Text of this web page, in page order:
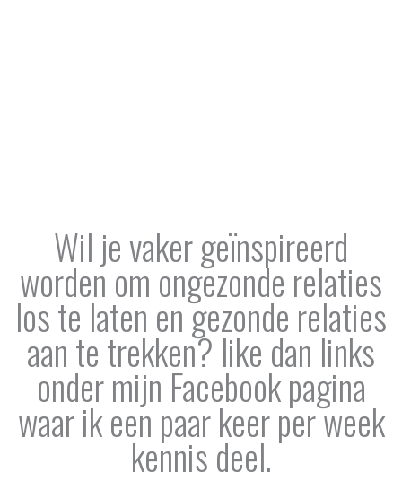
Wil je vaker geïnspireerd
worden om ongezonde relaties
los te laten en gezonde relaties
aan te trekken? like dan links
onder mijn Facebook pagina
waar ik een paar keer per week
kennis deel.